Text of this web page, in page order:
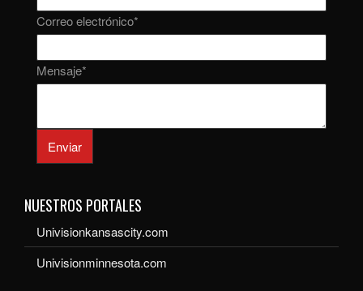
Correo electrónico*
Mensaje*
Enviar
NUESTROS PORTALES
Univisionkansascity.com
Univisionminnesota.com